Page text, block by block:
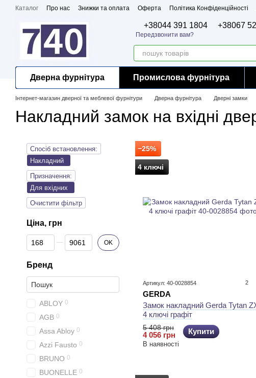
Перейти до основного контенту
Каталог Про нас Знижки та оплата Оферта Політика Конфіденційності
+38044 391 1804 +38067
Передзвонити вам?
Дверна фурнітура Промислова фурнітура
Інтернет-магазин дверної та меблевої фурнітури Дверна фурнітура Дверні замки
Накладний замок на вхідні
−25%
4 ключі
Артикул: 40-0028854 2
GERDA
Замок накладний Gerda Tytan
4 ключі графіт
5 408 грн
4 056 грн Купити
В наявності
Спосіб встановлення:
Накладний
Призначення:
Для вхідних
Очистити фільтр
Ціна, грн
Від Ціна, грн
До Ціна, грн OK
Бренд
ABLOY 0
AGB 0
Assa Abloy 0
Azzi Fausto 0
BRUNO 0
BUONELLE 0